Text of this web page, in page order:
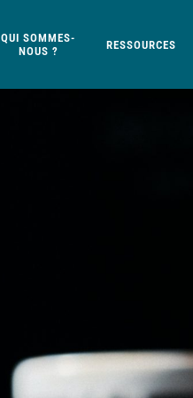
QUI SOMMES-
NOUS ?
RESSOURCES